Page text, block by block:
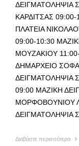
ΔΕΙΓΜΑΤΟΛΗΨΙΑ
ΚΑΡΔΙΤΣΑΣ
ΠΛΑΤΕΙΑ
09:00-10:30
ΜΟΥΖΑΚΙΟΥ
ΔΗΜΑΡΧΕΙΟ
ΔΕΙΓΜΑΤΟΛΗΨΙΑ
09:00 ΜΑΖΙΚΗ
ΜΟΡΦΟΒΟΥΝΙΟΥ
ΔΕΙΓΜΑΤΟΛΗΨΙΑ
Διαβάστε περισσότερα